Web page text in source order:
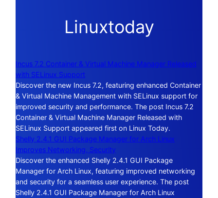
Linuxtoday
Incus 7.2 Container & Virtual Machine Manager Released
with SELinux Support
Discover the new Incus 7.2, featuring enhanced Container
& Virtual Machine Management with SELinux support for
improved security and performance. The post Incus 7.2
Container & Virtual Machine Manager Released with
SELinux Support appeared first on Linux Today.
Shelly 2.4.1 GUI Package Manager for Arch Linux
Improves Networking, Security
Discover the enhanced Shelly 2.4.1 GUI Package
Manager for Arch Linux, featuring improved networking
and security for a seamless user experience. The post
Shelly 2.4.1 GUI Package Manager for Arch Linux